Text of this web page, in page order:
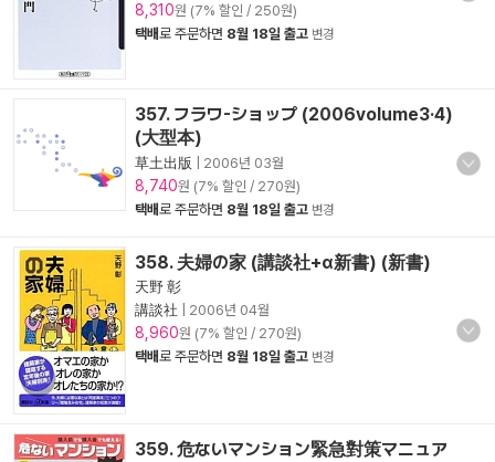
8,310원 (7% 할인 / 250원)
택배로 주문하면 8월 18일 출고 변경
357. フラワ-ショップ (2006volume3·4)
(大型本)
草土出版 2006년 03월
8,740원 (7% 할인 / 270원)
택배로 주문하면 8월 18일 출고 변경
358. 夫婦の家 (講談社+α新書) (新書)
天野 彰
講談社
2006년 04월
8,960원 (7% 할인 / 270원)
택배로 주문하면 8월 18일 출고 변경
359. 危ないマンション緊急對策マニュア